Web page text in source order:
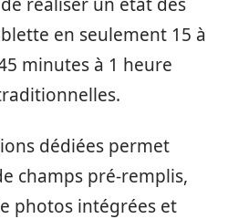
en seulement 15 à
minutes à 1 heure
dédiées permet
champs pré-remplis,
photos intégrées et